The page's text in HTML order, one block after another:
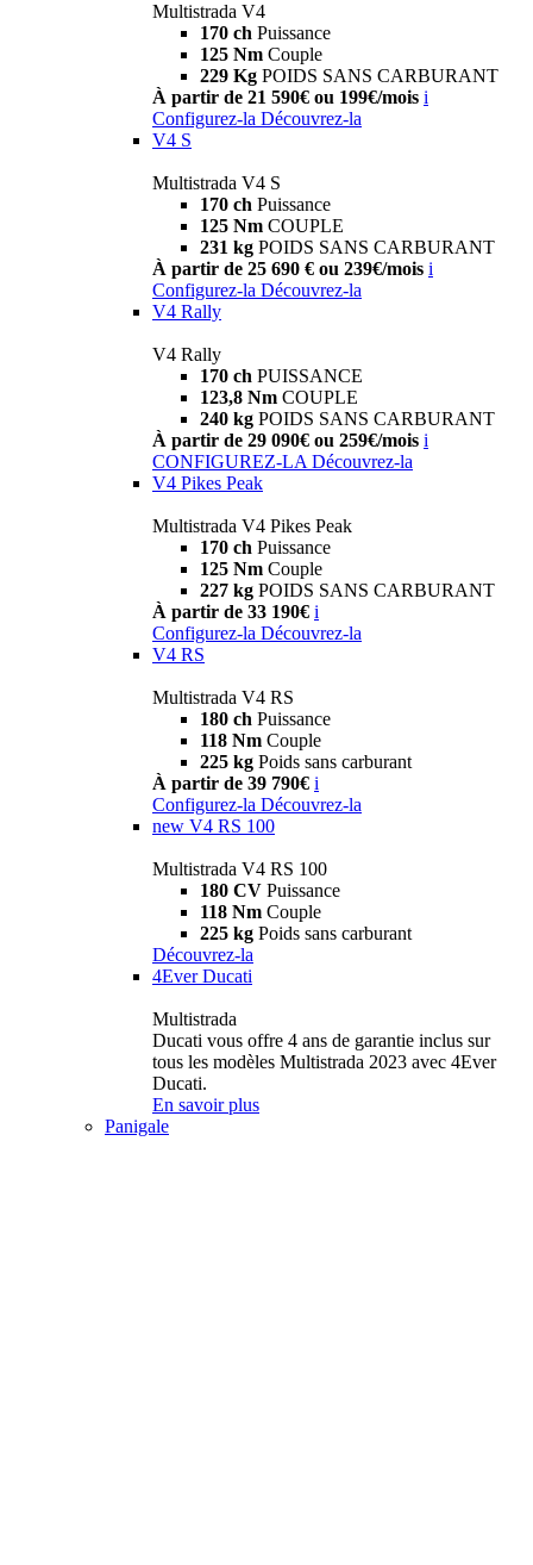
Multistrada V4
170 ch Puissance
125 Nm Couple
229 Kg POIDS SANS CARBURANT
À partir de 21 590€ ou 199€/mois i
Configurez-la Découvrez-la
V4 S
Multistrada V4 S
170 ch Puissance
125 Nm COUPLE
231 kg POIDS SANS CARBURANT
À partir de 25 690 € ou 239€/mois i
Configurez-la Découvrez-la
V4 Rally
V4 Rally
170 ch PUISSANCE
123,8 Nm COUPLE
240 kg POIDS SANS CARBURANT
À partir de 29 090€ ou 259€/mois i
CONFIGUREZ-LA Découvrez-la
V4 Pikes Peak
Multistrada V4 Pikes Peak
170 ch Puissance
125 Nm Couple
227 kg POIDS SANS CARBURANT
À partir de 33 190€ i
Configurez-la Découvrez-la
V4 RS
Multistrada V4 RS
180 ch Puissance
118 Nm Couple
225 kg Poids sans carburant
À partir de 39 790€ i
Configurez-la Découvrez-la
new V4 RS 100
Multistrada V4 RS 100
180 CV Puissance
118 Nm Couple
225 kg Poids sans carburant
Découvrez-la
4Ever Ducati
Multistrada
Ducati vous offre 4 ans de garantie inclus sur
tous les modèles Multistrada 2023 avec 4Ever
Ducati.
En savoir plus
Panigale